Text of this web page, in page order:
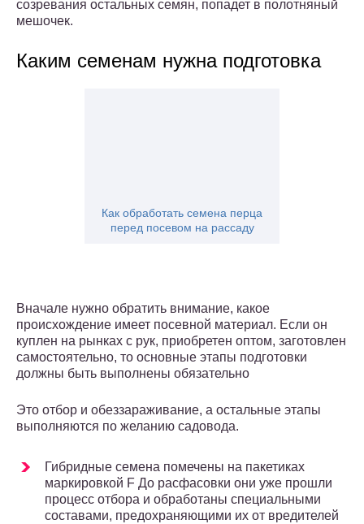
созревания остальных семян, попадет в полотняный
мешочек.
Каким семенам нужна подготовка
Как обработать семена перца
перед посевом на рассаду
Вначале нужно обратить внимание, какое
происхождение имеет посевной материал. Если он
куплен на рынках с рук, приобретен оптом, заготовлен
самостоятельно, то основные этапы подготовки
должны быть выполнены обязательно
Это отбор и обеззараживание, а остальные этапы
выполняются по желанию садовода.
Гибридные семена помечены на пакетиках
маркировкой F До расфасовки они уже прошли
процесс отбора и обработаны специальными
составами, предохраняющими их от вредителей